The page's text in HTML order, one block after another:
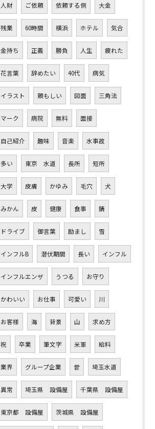
人財 ご依頼 依頼する側 大金
残業 60時間 横浜 ホテル 気合
金持ち 正義 勝負 人生 疲れた
花言葉 辞めたい 40代 病気
イラスト 頼もしい 図面 三角法
マーク 病院 無料 面接
自己紹介 趣味 音楽 水事故
多い 東京 水道 長所 短所
大学 皮膚 かゆみ 毛穴 犬
みかん 皮 健康 食事 錆
ドライブ 御言葉 励まし 雪
インフルB 潜伏期間 長い インフル
インフルエンザ うつる お守り
かわいい お仕事 可愛い 川
お客様 海 背景 山 求め方
祝 卒業 筆文字 米軍 給料
業界 グループ企業 昔 埼玉水道
異常 埼玉県 設備屋 千葉県 設備屋
東京都 設備屋 茨城県 設備屋